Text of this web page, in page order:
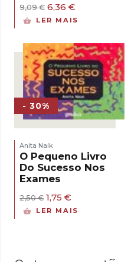
9,09€ O
preço
9,09 €.
6,36 €
preço
6,36 €.
LER MAIS
- 30%
Anita Naik
O Pequeno Livro
Do Sucesso Nos
Exames
2,50€ O
preço
1,75 €
preço
LER MAIS